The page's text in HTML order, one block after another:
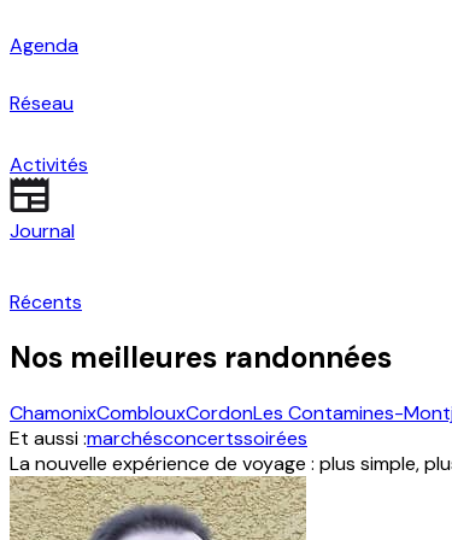
Agenda
Réseau
Activités
Journal
Récents
Nos meilleures randonnées
ChamonixComblouxCordonLes Contamines-
Et aussi :marchésconcertssoirées
La nouvelle expérience de voyage : plus simple,